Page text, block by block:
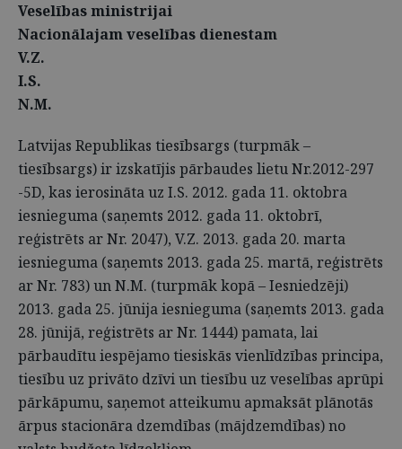
Veselības ministrijai
Nacionālajam veselības dienestam
V.Z.
I.S.
N.M.
Latvijas Republikas tiesībsargs (turpmāk –
tiesībsargs) ir izskatījis pārbaudes lietu Nr.2012-297
-5D, kas ierosināta uz I.S. 2012. gada 11. oktobra
iesnieguma (saņemts 2012. gada 11. oktobrī,
reģistrēts ar Nr. 2047), V.Z. 2013. gada 20. marta
iesnieguma (saņemts 2013. gada 25. martā, reģistrēts
ar Nr. 783) un N.M. (turpmāk kopā – Iesniedzēji)
2013. gada 25. jūnija iesnieguma (saņemts 2013. gada
28. jūnijā, reģistrēts ar Nr. 1444) pamata, lai
pārbaudītu iespējamo tiesiskās vienlīdzības principa,
tiesību uz privāto dzīvi un tiesību uz veselības aprūpi
pārkāpumu, saņemot atteikumu apmaksāt plānotās
ārpus stacionāra dzemdības (mājdzemdības) no